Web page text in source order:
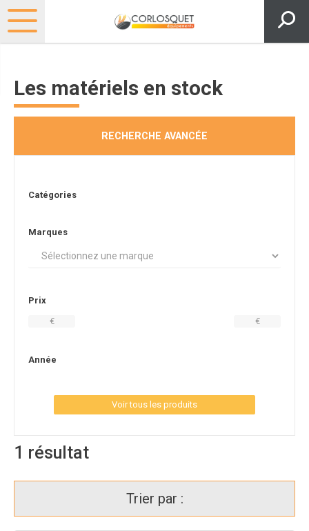
Les matériels en stock
RECHERCHE AVANCÉE
Catégories
Marques
Prix
€
€
Année
Voir tous les produits
1 résultat
Trier par :